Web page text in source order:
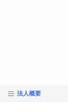
法人概要